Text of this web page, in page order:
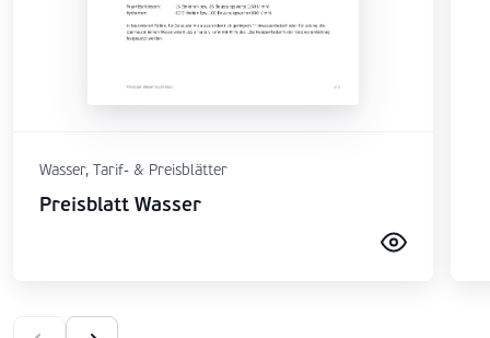
Wasser, Tarif- & Preisblätter
Preisblatt Wasser